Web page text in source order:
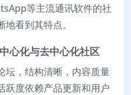
等主流通讯软件的社
看到其特点。
心化与去中心化社区
坛，结构清晰，内容质量
跃度依赖产品更新和用户